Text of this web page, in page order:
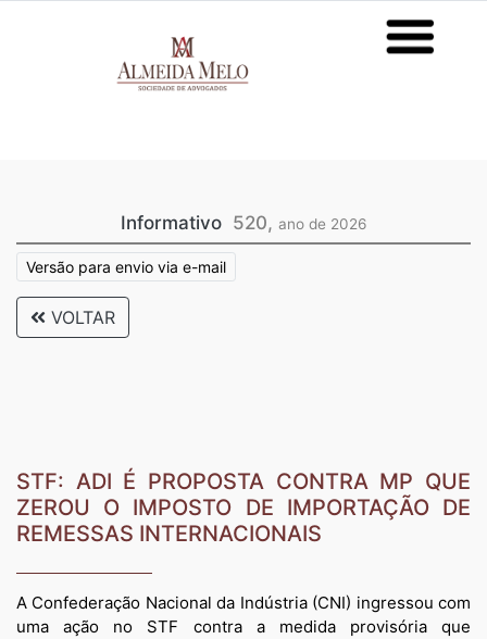
Informativo 520, ano de 2026
Versão para envio via e-mail
VOLTAR
STF: ADI É PROPOSTA CONTRA MP QUE
ZEROU O IMPOSTO DE IMPORTAÇÃO DE
REMESSAS INTERNACIONAIS
A Confederação Nacional da Indústria (CNI) ingressou com
uma ação no STF contra a medida provisória que